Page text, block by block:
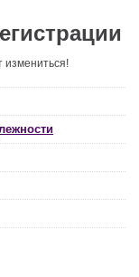
измениться!